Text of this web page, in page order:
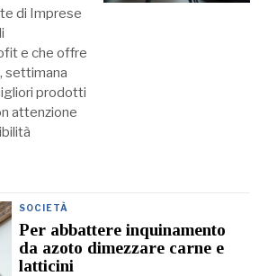
di Imprese
e che offre
settimana
prodotti
attenzione
SOCIETÀ
Per abbattere inquinamento
da azoto dimezzare carne e
latticini